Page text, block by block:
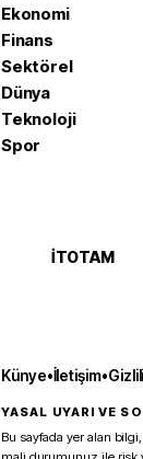
Ekonomi
Finans
Sektörel
Dünya
Teknoloji
Spor
İTOTAM
Künye•İletişim•
YASAL UYARI VE
Bu sayfada yer alan bilgi,